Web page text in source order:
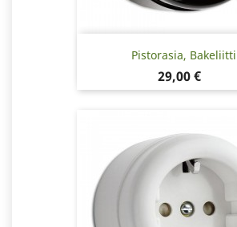
Pistorasia, Bakeliitti
Hinta
29,00 €